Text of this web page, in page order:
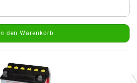
In den Warenkorb